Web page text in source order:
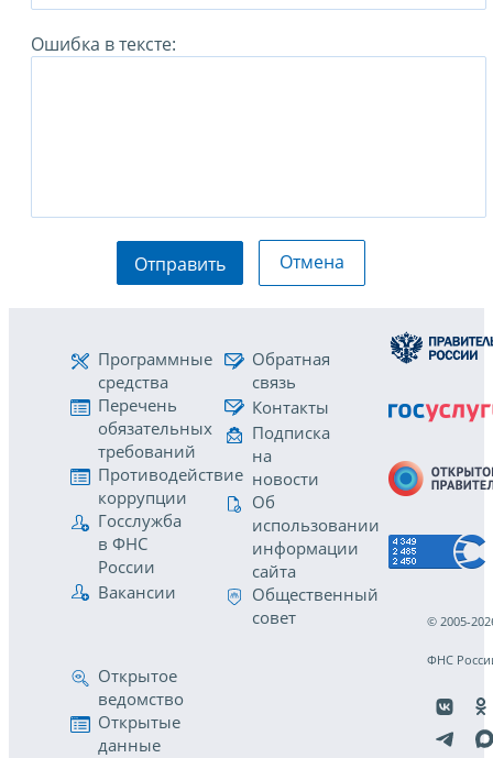
Ошибка в тексте:
Отправить Отмена
Программные
средства
Перечень
обязательных
требований
Противодействие
коррупции
Госслужба
в ФНС
России
Вакансии
Обратная
связь
Контакты
Подписка
на
новости
Об
использовании
информации
сайта
Общественный
совет
Открытое
ведомство
Открытые
данные
© 2005-
ФНС